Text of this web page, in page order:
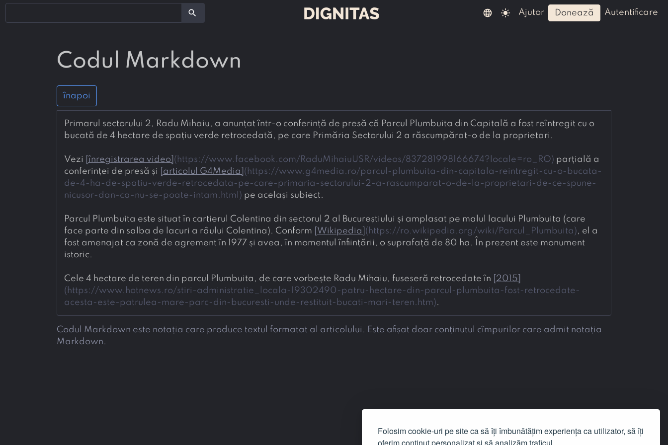
Folosim cookie-uri pe site ca să îți îmbunătățim experiența ca utilizator, să îți
search language light_mode ajutor donează autentificare
Codul Markdown
înapoi
Primarul sectorului 2, Radu Mihaiu, a anunțat într-o conferință de presă că Parcul Plumbuita din Capitală a fost reîntregit cu o
Vezi [înregistrarea video ( https://www.facebook.com/RaduMihaiuUSR/videos/837281998166674?locale=ro_RO) parțială a
conferinței de presă și
articolul G4Media ( https://www.g4media.ro/parcul-plumbuita-din-capitala-reintregit-cu-o-bucata-
de-4-ha-de-spatiu-verde-retrocedata-pe-care-primaria-sectorului-2-a-rascumparat-o-de-la-proprietari-de-ce-spune-
nicusor-dan-ca-nu-se-poate-intam.html ) pe același subiect.
Parcul Plumbuita este situat în cartierul Colentina din sectorul 2 al Bucureștiului și amplasat pe malul lacului Plumbuita (care
face parte din salba de lacuri a râului Colentina). Conform
Wikipedia ( https://ro.wikipedia.org/wiki/Parcul_Plumbuita ), el a
fost amenajat ca zonă de agrement în 1977 și avea, în momentul înființării, o suprafață de 80 ha. În prezent este monument
istoric.
Cele 4 hectare de teren din parcul Plumbuita, de care vorbește Radu Mihaiu, fuseseră retrocedate în 2015
( https://www.hotnews.ro/stiri-administratie_locala-19302490-patru-hectare-din-parcul-plumbuita-fost-retrocedate-
acesta-este-patrulea-mare-parc-din-bucuresti-unde-restituit-bucati-mari-teren.htm ).
Codul Markdown este notația care produce textul formatat al articolului. Este afișat doar conținutul cîmpurilor care admit notația
Markdown.